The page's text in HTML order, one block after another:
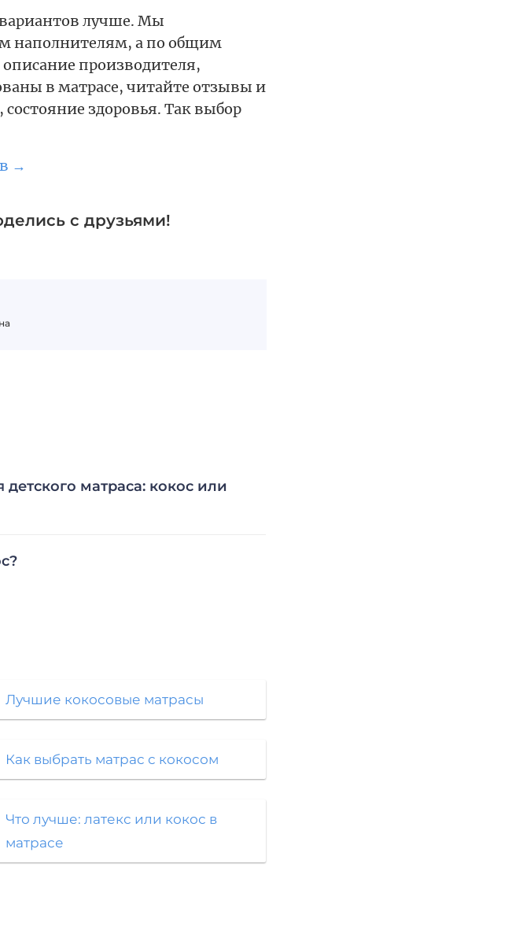
вариантов лучше. Мы
наполнителям, а по общим
производителя,
в матрасе, читайте отзывы и
здоровья. Так выбор
→
с друзьями!
матраса: кокос или
Лучшие кокосовые матрасы
Как выбрать матрас с кокосом
Что лучше: латекс или кокос в
матрасе